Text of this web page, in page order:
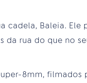
cadela, Baleia. Ele
da rua do que no
8mm, filmados